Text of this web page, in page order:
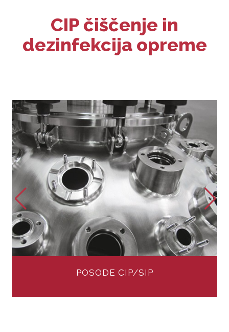
CIP čiščenje in
dezinfekcija opreme
POSODE CIP/SIP
Posode CIP/SIP
VEČ